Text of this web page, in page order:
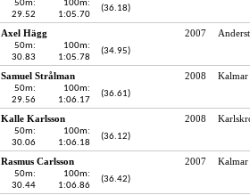
50m:
29.52
100m:
1:05.70
(36.18)
Axel Hägg 2007
50m:
30.83
100m:
1:05.78
(34.95)
Samuel Strålman 2008 Kalmar
50m:
29.56
100m:
1:06.17
(36.61)
Kalle Karlsson 2008
50m:
30.06
100m:
1:06.18
(36.12)
Rasmus Carlsson 2007 Kalmar
50m:
30.44
100m:
1:06.86
(36.42)